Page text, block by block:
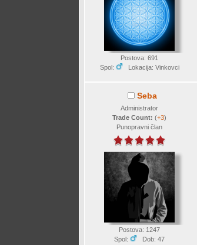
Postova: 691
Spol:
Lokacija: Vinkovci
Seba
Administrator
Trade Count:(+3)
Punopravni član
Postova: 1247
Spol:
Dob: 47